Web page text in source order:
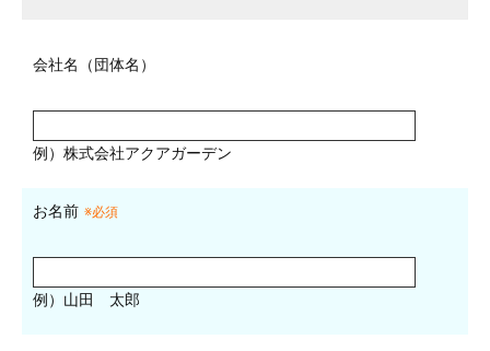
会社名（団体名）
例）株式会社アクアガーデン
お名前 ※必須
例）山田 太郎